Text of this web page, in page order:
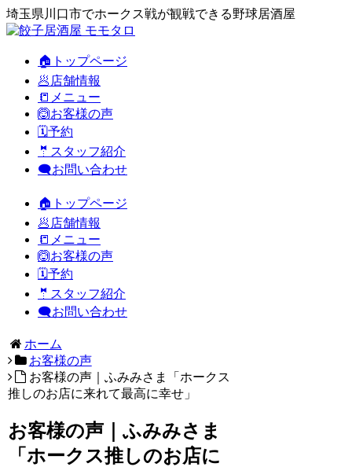
埼玉県川口市でホークス戦が観戦できる野球居酒屋
🏠トップページ
🥟店舗情報
📒メニュー
🙆お客様の声
🗓️予約
🤵スタッフ紹介
🗨️お問い合わせ
🏠トップページ
🥟店舗情報
📒メニュー
🙆お客様の声
🗓️予約
🤵スタッフ紹介
🗨️お問い合わせ
ホーム
お客様の声
お客様の声｜ふみみさま「ホークス
推しのお店に来れて最高に幸せ」
お客様の声｜ふみみさま
「ホークス推しのお店に